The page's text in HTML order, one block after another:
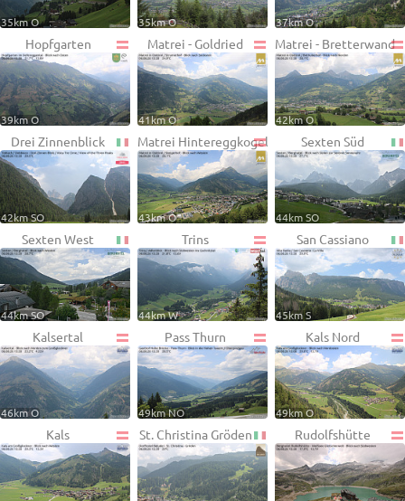
35km O 35km O 37km O
Hopfgarten
39km O
Matrei - Goldried
41km O
Matrei - Bretterwand
42km O
Drei Zinnenblick
42km SO
Matrei Hintereggkogel
43km O
Sexten Süd
44km SO
Sexten West
44km SO
Trins
44km W
San Cassiano
45km S
Kalsertal
46km O
Pass Thurn
49km NO
Kals Nord
49km O
Kals St. Christina Gröden Rudolfshütte